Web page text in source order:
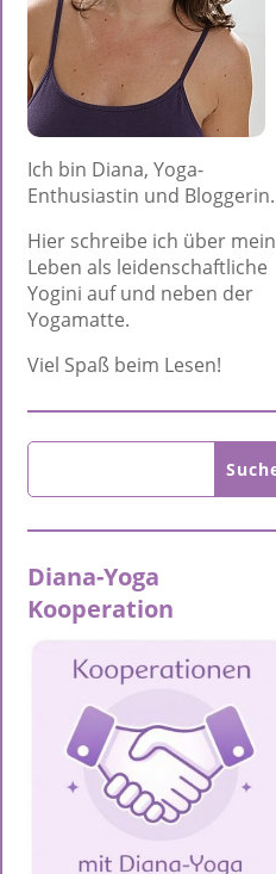
Ich bin Diana, Yoga-
Enthusiastin und Bloggerin.
Hier schreibe ich über mein
Leben als leidenschaftliche
Yogini auf und neben der
Yogamatte.
Viel Spaß beim Lesen!
Diana-Yoga
Kooperation